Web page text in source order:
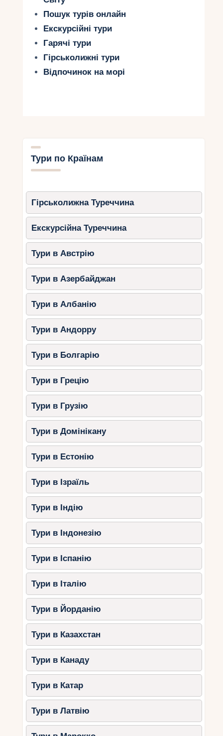
Пошук турів онлайн
Екскурсійні тури
Гарячі тури
Гірськолижні тури
Відпочинок на морі
Тури по Країнам
Гірськолижна Туреччина
Екскурсійна Туреччина
Тури в Австрію
Тури в Азербайджан
Тури в Албанію
Тури в Андорру
Тури в Болгарію
Тури в Грецію
Тури в Грузію
Тури в Домінікану
Тури в Естонію
Тури в Ізраїль
Тури в Індію
Тури в Індонезію
Тури в Іспанію
Тури в Італію
Тури в Йорданію
Тури в Казахстан
Тури в Канаду
Тури в Катар
Тури в Латвію